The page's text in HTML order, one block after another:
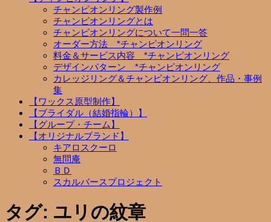
チャンピオンリング製作例
チャンピオンリングとは
チャンピオンリングについて一問一答
オーダー方法 *チャンピオンリング
料金＆サービス内容 *チャンピオンリング
デザインパターン *チャンピオンリング
カレッジリング＆チャンピオンリング、作品・事例
集
【ワックス原型制作】
【ブライダル（結婚指輪）】
【グループ・チーム】
【オリジナルブランド】
キアロスクーロ
無問庵
ＢＤ
スカルバースプロジェクト
タグ: ユリの紋章